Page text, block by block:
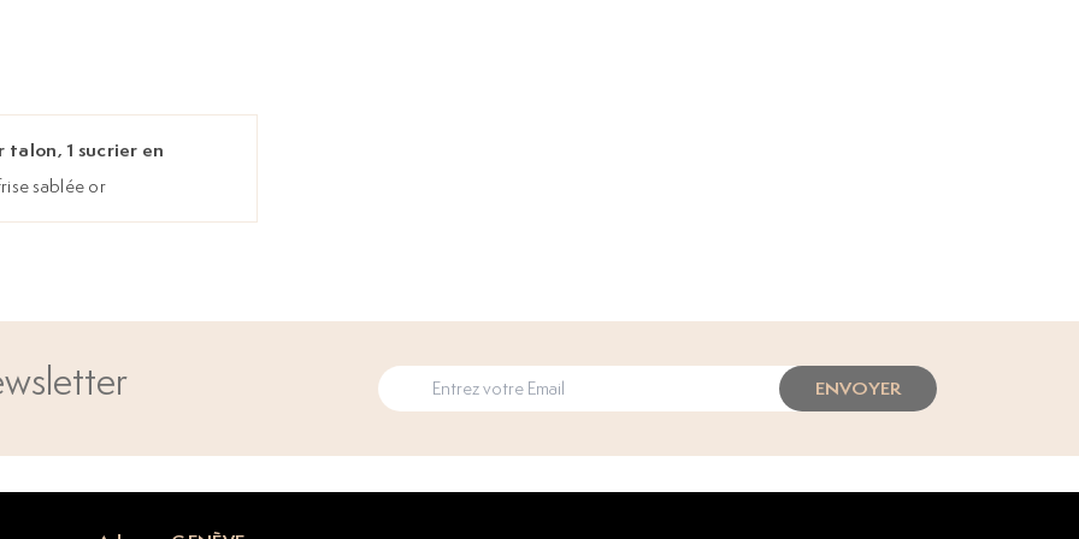
talon, 1 sucrier en
sablée or
ENVOYER